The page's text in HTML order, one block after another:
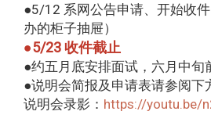
●5/12 系网公告申请、开始收
办的柜子抽屉）
●5/23 收件截止
●约五月底安排面试，六月中旬
●说明会简报及申请表请参阅下
说明会录影： https://youtu.be/